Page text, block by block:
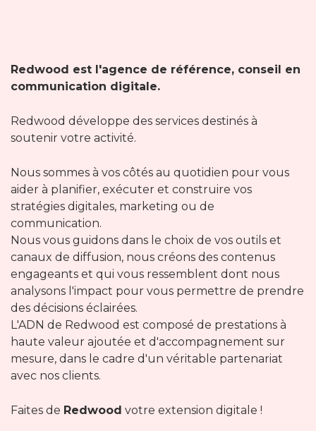
Redwood est l'agence de référence, conseil en
communication digitale.
Redwood développe des services destinés à
soutenir votre activité.
Nous sommes à vos côtés au quotidien pour vous
aider à planifier, exécuter et construire vos
stratégies digitales, marketing ou de
communication.
Nous vous guidons dans le choix de vos outils et
canaux de diffusion, nous créons des contenus
engageants et qui vous ressemblent dont nous
analysons l'impact pour vous permettre de prendre
des décisions éclairées.
L'ADN de Redwood est composé de prestations à
haute valeur ajoutée et d'accompagnement sur
mesure, dans le cadre d'un véritable partenariat
avec nos clients.
Faites de Redwood votre extension digitale !